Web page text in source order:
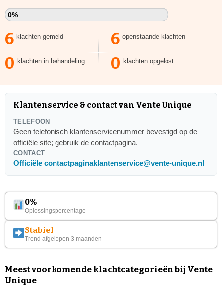
0%
6 klachten gemeld 6 openstaande klachten
0 klachten in behandeling 0 klachten opgelost
Klantenservice & contact van Vente Unique
TELEFOON
Geen telefonisch klantenservicenummer bevestigd op de
officiële site; gebruik de contactpagina.
CONTACT
Officiële contactpaginaklantenservice@vente-unique.nl
0%
Oplossingspercentage
Stabiel
Trend afgelopen 3 maanden
Meest voorkomende klachtcategorieën bij Vente
Unique